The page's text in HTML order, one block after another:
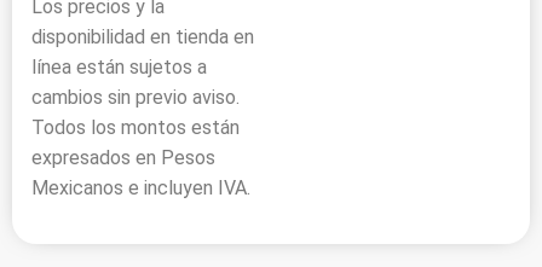
Los precios y la
disponibilidad en tienda en
línea están sujetos a
cambios sin previo aviso.
Todos los montos están
expresados en Pesos
Mexicanos e incluyen IVA.